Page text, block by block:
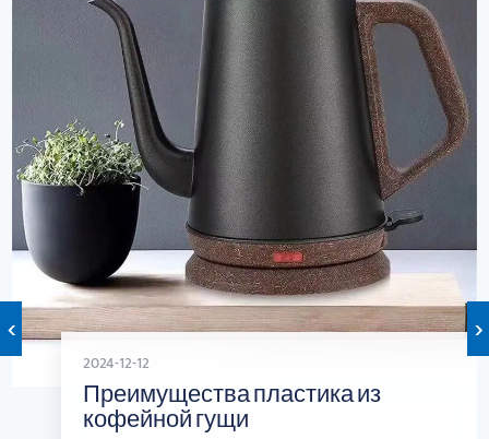
2024-12-12
Преимущества пластика из
кофейной гущи
‹ ›